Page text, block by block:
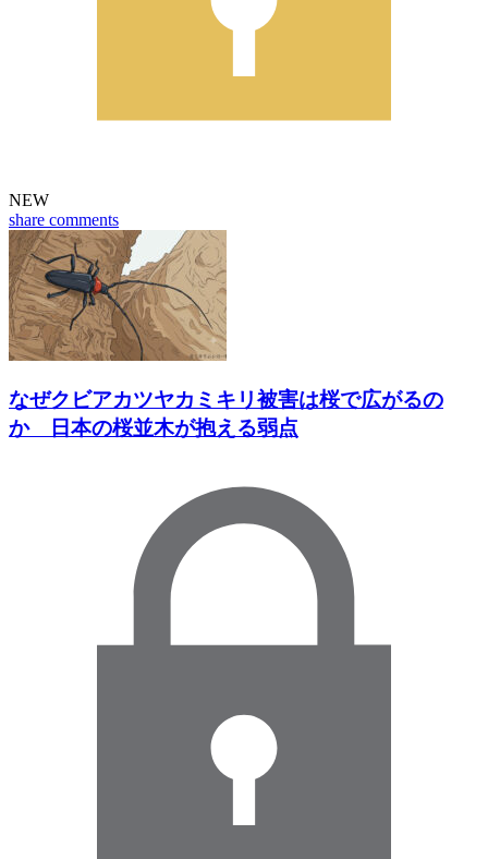
NEW
share comments
なぜクビアカツヤカミキリ被害は桜で広がるの
か 日本の桜並木が抱える弱点